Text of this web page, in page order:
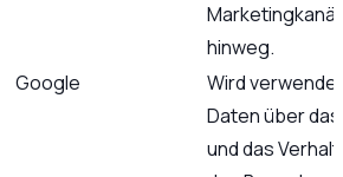
hinweg.
Google
Wird
Daten über
und das